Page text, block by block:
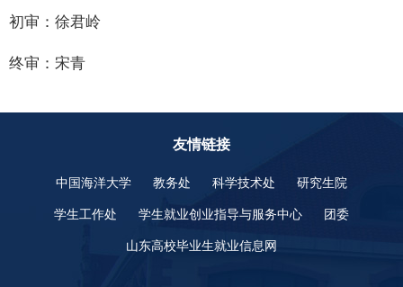
初审：徐君岭
终审：宋青
友情链接
中国海洋大学 教务处 科学技术处 研究生院
学生工作处 学生就业创业指导与服务中心 团委
山东高校毕业生就业信息网